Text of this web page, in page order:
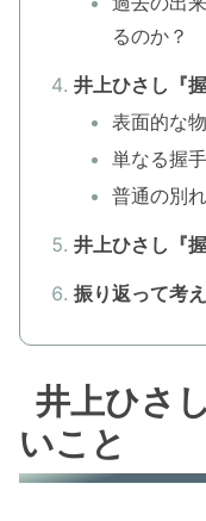
るのか？
井上ひさし『
表面的な
単なる握
普通の別
井上ひさし『
振り返って考
井上ひさ
いこと